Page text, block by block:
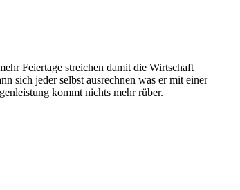
Feiertage streichen damit die Wirtschaft
sich jeder selbst ausrechnen was er mit einer
kommt nichts mehr rüber.